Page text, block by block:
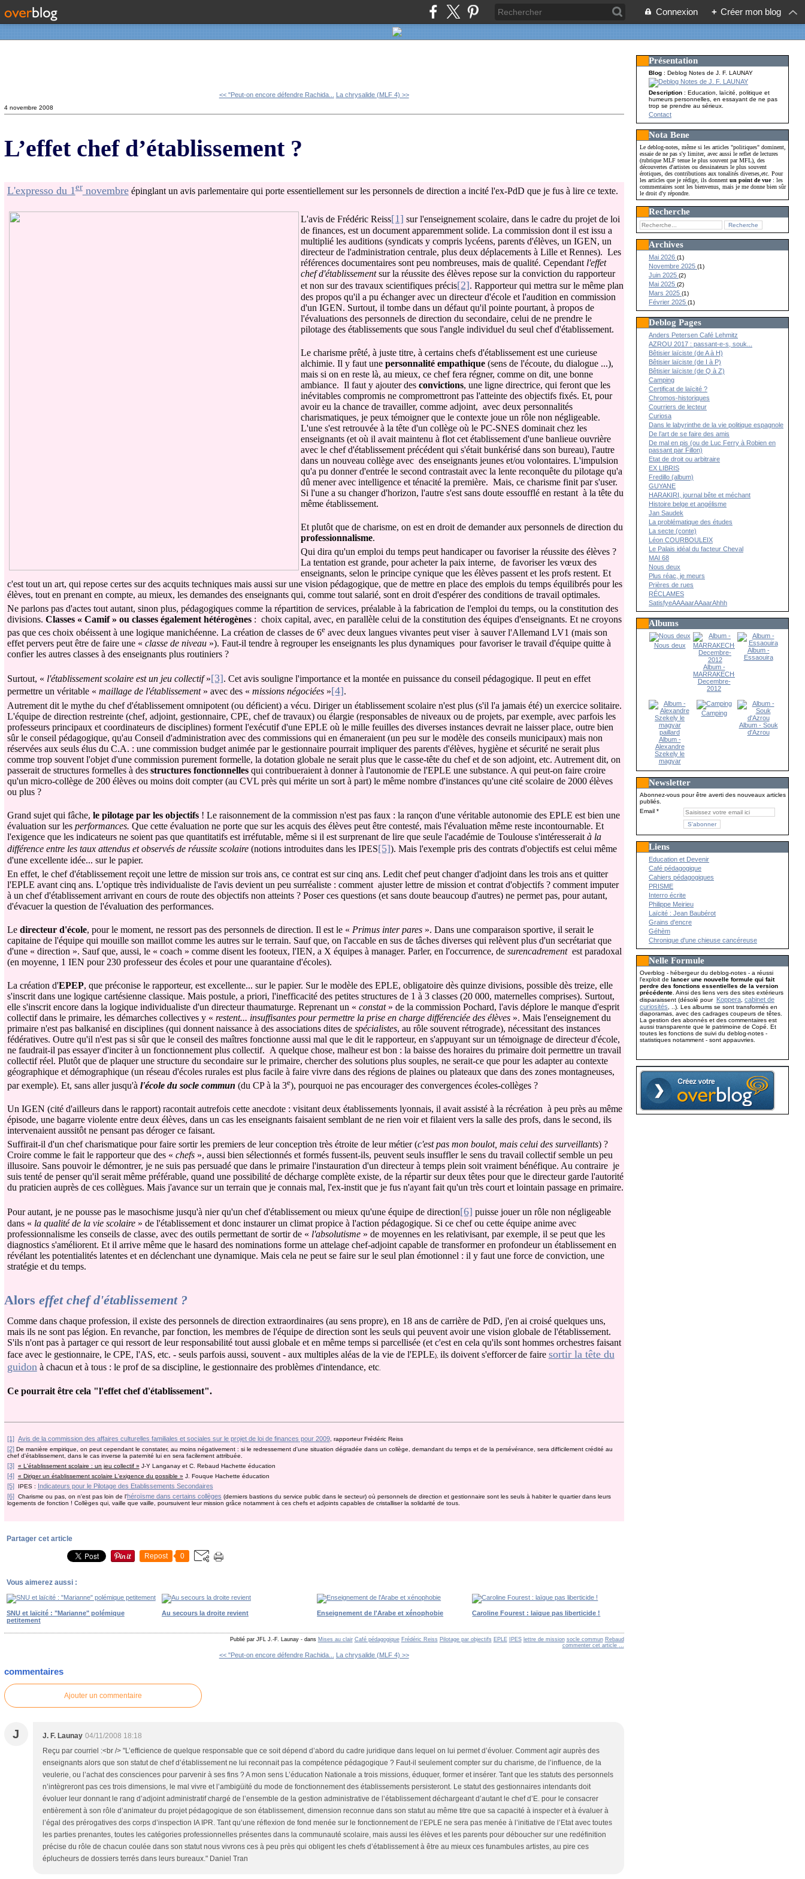
Connexion + Créer mon blog
<< "Peut-on encore défendre Rachida... La chrysalide (MLF 4) >>
4 novembre 2008
L’effet chef d’établissement ?
L'expresso du 1ernovembreépinglant un avis parlementaire qui porte essentiellement sur les personnels de direction a incité l'ex-PdD que je fus à lire ce texte.
L'avis de Frédéric Reiss[1] sur l'enseignement scolaire, dans le cadre du projet de loi
de finances, est un document apparemment solide. La commission dont il est issu a
multiplié les auditions (syndicats y compris lycéens, parents d'élèves, un IGEN, un
directeur de l'administration centrale, plus deux déplacements à Lille et Rennes). Les
références documentaires sont peu nombreuses, mais de qualité. Cependant l'effet
chef d'établissementsur la réussite des élèves repose sur la conviction du rapporteur
et non sur des travaux scientifiques précis[2]. Rapporteur qui mettra sur le même plan
des propos qu'il a pu échanger avec un directeur d'école et l'audition en commission
d'un IGEN. Surtout, il tombe dans un défaut qu'il pointe pourtant, à propos de
l'évaluations des personnels de direction du secondaire, celui de ne prendre le
pilotage des établissements que sous l'angle individuel du seul chef d'établissement.
Le charisme prêté, à juste titre, à certains chefs d'établissement est une curieuse
alchimie. Il y faut une personnalité empathique(sens de l'écoute, du dialogue ...),
mais si on en reste là, au mieux, ce chef fera régner, comme on dit, une bonne
ambiance. Il faut y ajouter des convictions, une ligne directrice, qui feront que les
inévitables compromis ne compromettront pas l'atteinte des objectifs fixés. Et, pour
avoir eu la chance de travailler, comme adjoint, avec deux personnalités
charismatiques, je peux témoigner que le contexte joue un rôle non négligeable.
L'une s'est retrouvée à la tête d'un collège où le PC-SNES dominait chez les
enseignants (et où il avait maintenu à flot cet établissement d'une banlieue ouvrière
avec le chef d'établissement précédent qui s'était bunkérisé dans son bureau), l'autre
dans un nouveau collège avec des enseignants jeunes et/ou volontaires. L'impulsion
qu'a pu donner d'entrée le second contrastait avec la lente reconquête du pilotage qu'a
dû mener avec intelligence et ténacité la première. Mais, ce charisme finit par s'user.
Si l'une a su changer d'horizon, l'autre s'est sans doute essoufflé en restant à la tête du
même établissement.
Et plutôt que de charisme, on est en droit de demander aux personnels de direction du
professionnalisme.
Qui dira qu'un emploi du temps peut handicaper ou favoriser la réussite des élèves ?
La tentation est grande, pour acheter la paix interne, de favoriser les vœux des
enseignants, selon le principe cynique que les élèves passent et les profs restent. Et
c'est tout un art, qui repose certes sur des acquits techniques mais aussi sur une vision pédagogique, que de mettre en place des emplois du temps équilibrés pour les
élèves, tout en prenant en compte, au mieux, les demandes des enseignants qui, comme tout salarié, sont en droit d'espérer des conditions de travail optimales.
Ne parlons pas d'actes tout autant, sinon plus, pédagogiques comme la répartition de services, préalable à la fabrication de l'emploi du temps, ou la constitution des
divisions. Classes « Camif » ou classes également hétérogènes : choix capital, avec, en parallèle celui de la constitution des équipes d'enseignants. Et ne croyons
pas que ces choix obéissent à une logique manichéenne. La création de classes de 6eavec deux langues vivantes peut viser à sauver l'Allemand LV1 (mais son
effet pervers peut être de faire une « classe de niveau»). Faut-il tendre à regrouper les enseignants les plus dynamiques pour favoriser le travail d'équipe quitte à
confier les autres classes à des enseignants plus routiniers ?
Surtout, « l'établissement scolaire est un jeu collectif»[3]. Cet avis souligne l'importance et la montée en puissance du conseil pédagogique. Il peut en effet
permettre un véritable « maillage de l'établissement » avec des « missions négociées»[4].
Autrement dit le mythe du chef d'établissement omnipotent (ou déficient) a vécu. Diriger un établissement scolaire n'est plus (s'il l'a jamais été) un exercice solitaire.
L'équipe de direction restreinte (chef, adjoint, gestionnaire, CPE, chef de travaux) ou élargie (responsables de niveaux ou de projets, par exemple, avec parfois les
professeurs principaux et coordinateurs de disciplines) forment l'exécutif d'une EPLE où le mille feuilles des diverses instances devrait ne laisser place, outre bien
sûr le conseil pédagogique, qu'au Conseil d'administration avec des commissions qui en émaneraient (un peu sur le modèle des conseils municipaux) mais non
réservées aux seuls élus du C.A. : une commission budget animée par le gestionnaire pourrait impliquer des parents d'élèves, hygiène et sécurité ne serait plus
comme trop souvent l'objet d'une commission purement formelle, la dotation globale ne serait plus que le casse-tête du chef et de son adjoint, etc. Autrement dit, on
passerait de structures formelles à des structures fonctionnellesqui contribueraient à donner à l'autonomie de l'EPLE une substance. A qui peut-on faire croire
qu'un micro-collège de 200 élèves ou moins doit compter (au CVL près qui mérite un sort à part) le même nombre d'instances qu'une cité scolaire de 2000 élèves
ou plus ?
Grand sujet qui fâche, le pilotage par les objectifs! Le raisonnement de la commission n'est pas faux : la rançon d'une véritable autonomie des EPLE est bien une
évaluation sur les performances. Que cette évaluation ne porte que sur les acquis des élèves peut être contesté, mais l'évaluation même reste incontournable. Et
l'exigence que les indicateurs ne soient pas que quantitatifs est irréfutable, même si il est surprenant de lire que seule l'académie de Toulouse s'intéresserait à la
différence entre les taux attendus et observés de réussite scolaire(notions introduites dans les IPES[5]). Mais l'exemple pris des contrats d'objectifs est celui même
d'une excellente idée... sur le papier.
En effet, le chef d'établissement reçoit une lettre de mission sur trois ans, ce contrat est sur cinq ans. Ledit chef peut changer d'adjoint dans les trois ans et quitter
l'EPLE avant cinq ans. L'optique très individualiste de l'avis devient un peu surréaliste : comment ajuster lettre de mission et contrat d'objectifs ? comment imputer
à un chef d'établissement arrivant en cours de route des objectifs non atteints ? Poser ces questions (et sans doute beaucoup d'autres) ne permet pas, pour autant,
d'évacuer la question de l'évaluation des performances.
Le directeur d'école, pour le moment, ne ressort pas des personnels de direction. Il est le « Primus inter pares». Dans une comparaison sportive, il serait le
capitaine de l'équipe qui mouille son maillot comme les autres sur le terrain. Sauf que, on l'accable en sus de tâches diverses qui relèvent plus d'un secrétariat que
d'une « direction ». Sauf que, aussi, le « coach » comme disent les footeux, l'IEN, a X équipes à manager. Parler, en l'occurrence, de surencadrementest paradoxal
(en moyenne, 1 IEN pour 230 professeur des écoles et pour une quarantaine d'écoles).
La création d'EPEP, que préconise le rapporteur, est excellente... sur le papier. Sur le modèle des EPLE, obligatoire dès quinze divisions, possible dès treize, elle
s'inscrit dans une logique cartésienne classique. Mais postule, a priori, l'inefficacité des petites structures de 1 à 3 classes (20 000, maternelles comprises). Surtout,
elle s'inscrit encore dans la logique individualiste d'un directeur thaumaturge. Reprenant un « constat» de la commission Pochard, l'avis déplore le manque d'esprit
collectif dans le primaire, les démarches collectives y « restent... insuffisantes pour permettre la prise en charge différenciée des élèves». Mais l'enseignement du
primaire n'est pas balkanisé en disciplines (qui donnent naissance à des associations dites de spécialistes, au rôle souvent rétrograde), nécessitant des instances
fédératives. Outre qu'il n'est pas si sûr que le conseil des maîtres fonctionne aussi mal que le dit le rapporteur, en s'appuyant sur un témoignage de directeur d'école,
ne faudrait-il pas essayer d'inciter à un fonctionnement plus collectif. A quelque chose, malheur est bon : la baisse des horaires du primaire doit permettre un travail
collectif réel. Plutôt que de plaquer une structure du secondaire sur le primaire, chercher des solutions plus souples, ne serait-ce que pour les adapter au contexte
géographique et démographique (un réseau d'écoles rurales est plus facile à faire vivre dans des régions de plaines ou plateaux que dans des zones montagneuses,
par exemple). Et, sans aller jusqu'à l'école du socle commun (du CP à la 3e), pourquoi ne pas encourager des convergences écoles-collèges ?
Un IGEN (cité d'ailleurs dans le rapport) racontait autrefois cette anecdote : visitant deux établissements lyonnais, il avait assisté à la récréation à peu près au même
épisode, une bagarre violente entre deux élèves, dans un cas les enseignants faisaient semblant de ne rien voir et filaient vers la salle des profs, dans le second, ils
intervenaient aussitôt ne pensant pas déroger ce faisant.
Suffirait-il d'un chef charismatique pour faire sortir les premiers de leur conception très étroite de leur métier (c'est pas mon boulot, mais celui des surveillants) ?
Croire comme le fait le rapporteur que des « chefs», aussi bien sélectionnés et formés fussent-ils, peuvent seuls insuffler le sens du travail collectif semble un peu
illusoire. Sans pouvoir le démontrer, je ne suis pas persuadé que dans le primaire l'instauration d'un directeur à temps plein soit vraiment bénéfique. Au contraire je
suis tenté de penser qu'il serait même préférable, quand une possibilité de décharge complète existe, de la répartir sur deux têtes pour que le directeur garde l'autorité
du praticien auprès de ces collègues. Mais j'avance sur un terrain que je connais mal, l'ex-instit que je fus n'ayant fait qu'un très court et lointain passage en primaire.
Pour autant, je ne pousse pas le masochisme jusqu'à nier qu'un chef d'établissement ou mieux qu'une équipe de direction[6] puisse jouer un rôle non négligeable
dans « la qualité de la vie scolaire» de l'établissement et donc instaurer un climat propice à l'action pédagogique. Si ce chef ou cette équipe anime avec
professionnalisme les conseils de classe, avec des outils permettant de sortir de « l'absolutisme» de moyennes en les relativisant, par exemple, il se peut que les
diagnostics s'améliorent. Et il arrive même que le hasard des nominations forme un attelage chef-adjoint capable de transformer en profondeur un établissement en
révélant les potentialités latentes et en déclenchant une dynamique. Mais cela ne peut se faire sur le seul plan émotionnel : il y faut une force de conviction, une
stratégie et du temps.
Alors effet chef d'établissement ?
Comme dans chaque profession, il existe des personnels de direction extraordinaires (au sens propre), en 18 ans de carrière de PdD, j'en ai croisé quelques uns,
mais ils ne sont pas légion. En revanche, par fonction, les membres de l'équipe de direction sont les seuls qui peuvent avoir une vision globale de l'établissement.
S'ils n'ont pas à partager ce qui ressort de leur responsabilité tout aussi globale et en même temps si parcellisée (et c'est en cela qu'ils sont hommes orchestres faisant
face avec le gestionnaire, le CPE, l'AS, etc. - seuls parfois aussi, souvent - aux multiples aléas de la vie de l'EPLE), ils doivent s'efforcerde faire sortir la tête du
guidon à chacun et à tous : le prof de sa discipline, le gestionnaire des problèmes d'intendance, etc.
Ce pourrait être cela "l'effet chef d'établissement".
[1] Avis de la commission des affaires culturelles familiales et sociales sur le projet de loi de finances pour 2009, rapporteur Frédéric Reiss
[2] De manière empirique, on peut cependant le constater, au moins négativement : si le redressement d'une situation dégradée dans un collège, demandant du temps et de la persévérance, sera difficilement crédité au
chef d'établissement, dans le cas inverse la paternité lui en sera facilement attribuée.
[3] « L'établissement scolaire : un jeu collectif » J-Y Langanay et C. Rebaud Hachette éducation
[4] « Diriger un établissement scolaire L'exigence du possible » J. Fouque Hachette éducation
[5] IPES :
Indicateurs pour le Pilotage des Etablissements Secondaires
[6] Charisme ou pas, on n'est pas loin de l'héroïsme dans certains collèges (derniers bastions du service public dans le secteur) où personnels de direction et gestionnaire sont les seuls à habiter le quartier dans leurs
logements de fonction ! Collèges qui, vaille que vaille, poursuivent leur mission grâce notamment à ces chefs et adjoints capables de cristalliser la solidarité de tous.
Partager cet article
Repost 0
Vous aimerez aussi :
SNU et laïcité : "Marianne" polémique
petitement
Au secours la droite revient Enseignement de l'Arabe et xénophobie Caroline Fourest : laïque pas liberticide !
Publié par JFL J.-F. Launay -dans Mises au clair Café pédagogique Frédéric Reiss Pilotage par objectifs EPLE IPES lettre de mission socle commun Rebaud
commenter cet article …
<< "Peut-on encore défendre Rachida... La chrysalide (MLF 4) >>
commentaires
Ajouter un commentaire
J J. F. Launay 04/11/2008 18:18
Reçu par courriel :<br /> "L’efficience de quelque responsable que ce soit dépend d’abord du cadre juridique dans lequel on lui permet d’évoluer. Comment agir auprès des
enseignants alors que son statut de chef d’établissement ne lui reconnait pas la compétence pédagogique ? Faut-il seulement compter sur du charisme, de l’influence, de la
veulerie, ou l’achat des consciences pour parvenir à ses fins ? A mon sens L’éducation Nationale a trois missions, éduquer, former et insérer. Tant que les statuts des personnels
n’intègreront pas ces trois dimensions, le mal vivre et l’ambigüité du mode de fonctionnement des établissements persisteront. Le statut des gestionnaires intendants doit
évoluer leur donnant le rang d’adjoint administratif chargé de l’ensemble de la gestion administrative de l’établissement déchargeant d’autant le chef d’E. pour le consacrer
entièrement à son rôle d’animateur du projet pédagogique de son établissement, dimension reconnue dans son statut au même titre que sa capacité à inspecter et à évaluer à
l’égal des prérogatives des corps d’inspection IA IPR. Tant qu’une réflexion de fond menée sur le fonctionnement de l’EPLE ne sera pas menée à l’initiative de l’Etat avec toutes
les parties prenantes, toutes les catégories professionnelles présentes dans la communauté scolaire, mais aussi les élèves et les parents pour déboucher sur une redéfinition
précise du rôle de chacun coulée dans son statut nous vivrons ces à peu près qui obligent les chefs d’établissement à être au mieux ces funambules artistes, au pire ces
éplucheurs de dossiers terrés dans leurs bureaux." Daniel Tran
Présentation
Blog : Deblog Notes de J. F. LAUNAY
Description: Education, laïcité, politique et
humeurs personnelles, en essayant de ne pas
trop se prendre au sérieux.
Contact
Nota Bene
Le deblog-notes, même si les articles "politiques" dominent,
essaie de ne pas s'y limiter, avec aussi le reflet de lectures
(rubrique MLF tenue le plus souvent par MFL), des
découvertes d'artistes ou dessinateurs le plus souvent
érotiques, des contributions aux tonalités diverses,etc. Pour
les articles que je rédige, ils donnentun point de vue: les
commentaires sont les bienvenus, mais je me donne bien sûr
le droit d'y répondre.
Recherche
Archives
Mai 2026(1)
Novembre 2025(1)
Juin 2025(2)
Mai 2025(2)
Mars 2025(1)
Février 2025(1)
Deblog Pages
Anders Petersen Café Lehmitz
AZROU 2017 : passant-e-s, souk...
Bêtisier laïciste (de A à H)
Bêtisier laïciste (de I à P)
Bêtisier laïciste (de Q à Z)
Camping
Certificat de laïcité ?
Chromos-historiques
Courriers de lecteur
Curiosa
Dans le labyrinthe de la vie politique espagnole
De l’art de se faire des amis
De mal en pis (ou de Luc Ferry à Robien en
passant par Fillon)
Etat de droit ou arbitraire
EX LIBRIS
Fredillo (album)
GUYANE
HARAKIRI, journal bête et méchant
Histoire belge et angélisme
Jan Saudek
La problématique des études
La secte (conte)
Léon COURBOULEIX
Le Palais idéal du facteur Cheval
MAI 68
Nous deux
Plus réac, je meurs
Prières de rues
RÉCLAMES
SatisfyeAAAaarAAaarAhhh
Albums
Nous deux
Album -
MARRAKECH-
Decembre-
2012
Album -
Essaouira
Album -
Alexandre
Szekely le
magyar
Camping
Album - Souk
d'Azrou
Newsletter
Abonnez-vous pour être averti des nouveaux articles
publiés.
Email
Liens
Education et Devenir
Café pédagogique
Cahiers pédagogiques
PRISME
Interro écrite
Philippe Meirieu
Laïcité : Jean Baubérot
Grains d'encre
Géhèm
Chronique d'une chieuse cancéreuse
Nelle Formule
Overblog - hébergeur du deblog-notes - a réussi
l'exploit delancer une nouvelle formule qui fait
perdre des fonctions essentielles de la version
précédente . Ainsi des liens vers des sites extérieurs
disparaissent (désolé pour Koppera ,cabinet de
curiosités , ..). Les albums se sont transformés en
diaporamas, avec des cadrages coupeurs de têtes.
La gestion des abonnés et des commentaires est
aussi transparente que le patrimoine de Copé. Et
toutes les fonctions de suivi du deblog-notes -
statistiques notamment - sont appauvries.